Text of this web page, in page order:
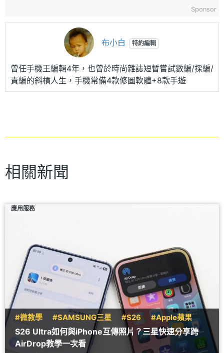
Sponsor
布小白 特約編輯
曾任手機王編輯4年，也曾於時尚雜誌短暫嘗試數編/採編/
責編的斜槓人生，手機常備4款修圖軟體+8款手遊
相關新聞
應用服務
#微教學 #SAMSUNG三星 #S26 #Apple蘋果
S26 Ultra如何與iPhone互傳照片？三星快速分享跨
AirDrop教學一次看